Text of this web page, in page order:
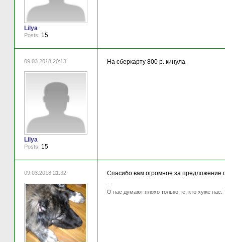
Lilya
Posts: 15
09.03.2018 20:13
Lilya
Posts: 15
На сберкарту 800 р. кинула
09.03.2018 21:32 Спасибо вам огромное за предложение
--
О нас думают плохо только те, кто хуже